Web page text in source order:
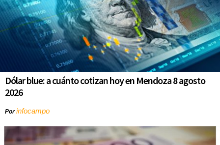
Dólar blue: a cuánto cotizan hoy en Mendoza 8 agosto
2026
Porinfocampo